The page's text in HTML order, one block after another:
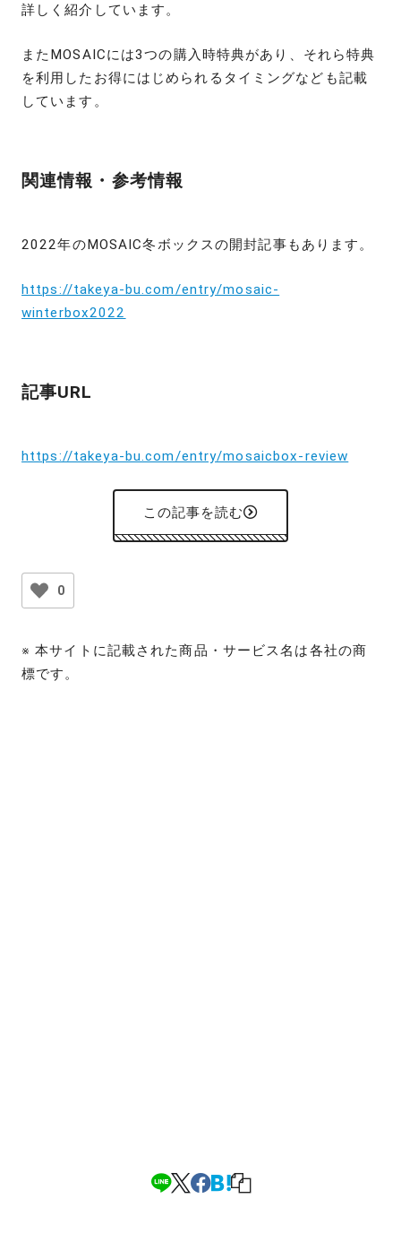
詳しく紹介しています。
またMOSAICには3つの購入時特典があり、それら特典
を利用したお得にはじめられるタイミングなども記載
しています。
関連情報・参考情報
2022年のMOSAIC冬ボックスの開封記事もあります。
https://takeya-bu.com/entry/mosaic-
winterbox2022
記事URL
https://takeya-bu.com/entry/mosaicbox-review
この記事を読む
0
※ 本サイトに記載された商品・サービス名は各社の商
標です。